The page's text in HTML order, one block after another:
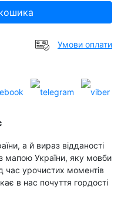
Умови оплати
а й вираз відданості
мапою України, яку мовби
час урочистих моментів
в нас почуття гордості